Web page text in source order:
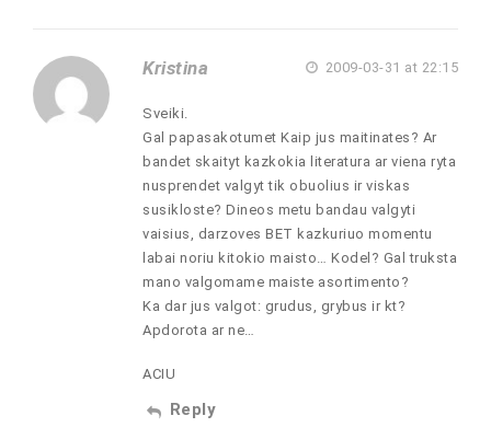
Kristina 2009-03-31 at 22:15
Sveiki.
Gal papasakotumet Kaip jus maitinates? Ar
bandet skaityt kazkokia literatura ar viena ryta
nusprendet valgyt tik obuolius ir viskas
susikloste? Dineos metu bandau valgyti
vaisius, darzoves BET kazkuriuo momentu
labai noriu kitokio maisto… Kodel? Gal truksta
mano valgomame maiste asortimento?
Ka dar jus valgot: grudus, grybus ir kt?
Apdorota ar ne…
ACIU
Reply